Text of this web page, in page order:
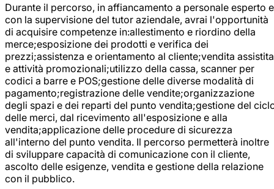
Durante il percorso, in affiancamento a personale esperto e
con la supervisione del tutor aziendale, avrai l'opportunità
di acquisire competenze in:allestimento e riordino della
merce;esposizione dei prodotti e verifica dei
prezzi;assistenza e orientamento al cliente;vendita assistita
e attività promozionali;utilizzo della cassa, scanner per
codici a barre e POS;gestione delle diverse modalità di
pagamento;registrazione delle vendite;organizzazione
degli spazi e dei reparti del punto vendita;gestione del
delle merci, dal ricevimento all'esposizione e alla
vendita;applicazione delle procedure di sicurezza
all'interno del punto vendita. Il percorso permetterà inoltre
di sviluppare capacità di comunicazione con il cliente,
ascolto delle esigenze, vendita e gestione della relazione
con il pubblico.